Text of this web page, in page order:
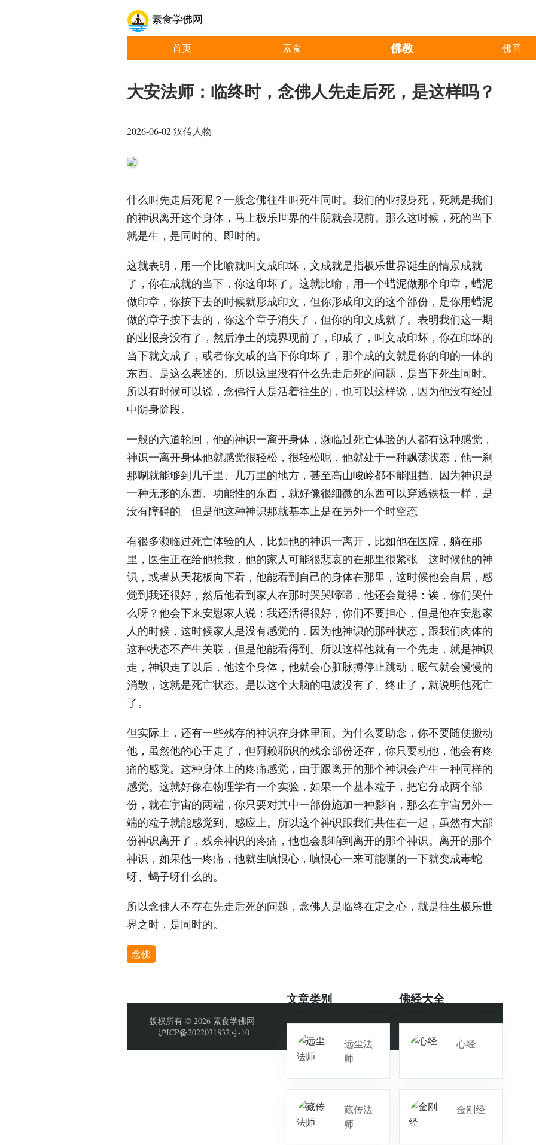
素食学佛网
首页 素食 佛教 佛音
大安法师：临终时，念佛人先走后死，是这样吗？
2026-06-02汉传人物
什么叫先走后死呢？一般念佛往生叫死生同时。我们的业报身死，死就是我们
的神识离开这个身体，马上极乐世界的生阴就会现前。那么这时候，死的当下
就是生，是同时的、即时的。
这就表明，用一个比喻就叫文成印坏，文成就是指极乐世界诞生的情景成就
了，你在成就的当下，你这印坏了。这就比喻，用一个蜡泥做那个印章，蜡泥
做印章，你按下去的时候就形成印文，但你形成印文的这个部份，是你用蜡泥
做的章子按下去的，你这个章子消失了，但你的印文成就了。表明我们这一期
的业报身没有了，然后净土的境界现前了，印成了，叫文成印坏，你在印坏的
当下就文成了，或者你文成的当下你印坏了，那个成的文就是你的印的一体的
东西。是这么表述的。所以这里没有什么先走后死的问题，是当下死生同时。
所以有时候可以说，念佛行人是活着往生的，也可以这样说，因为他没有经过
中阴身阶段。
一般的六道轮回，他的神识一离开身体，濒临过死亡体验的人都有这种感觉，
神识一离开身体他就感觉很轻松，很轻松呢，他就处于一种飘荡状态，他一刹
那唰就能够到几千里、几万里的地方，甚至高山峻岭都不能阻挡。因为神识是
一种无形的东西、功能性的东西，就好像很细微的东西可以穿透铁板一样，是
没有障碍的。但是他这种神识那就基本上是在另外一个时空态。
有很多濒临过死亡体验的人，比如他的神识一离开，比如他在医院，躺在那
里，医生正在给他抢救，他的家人可能很悲哀的在那里很紧张。这时候他的神
识，或者从天花板向下看，他能看到自己的身体在那里，这时候他会自居，感
觉到我还很好，然后他看到家人在那时哭哭啼啼，他还会觉得：诶，你们哭什
么呀？他会下来安慰家人说：我还活得很好，你们不要担心，但是他在安慰家
人的时候，这时候家人是没有感觉的，因为他神识的那种状态，跟我们肉体的
这种状态不产生关联，但是他能看得到。所以这样他就有一个先走，就是神识
走，神识走了以后，他这个身体，他就会心脏脉搏停止跳动，暖气就会慢慢的
消散，这就是死亡状态。是以这个大脑的电波没有了、终止了，就说明他死亡
了。
但实际上，还有一些残存的神识在身体里面。为什么要助念，你不要随便搬动
他，虽然他的心王走了，但阿赖耶识的残余部份还在，你只要动他，他会有疼
痛的感觉。这种身体上的疼痛感觉，由于跟离开的那个神识会产生一种同样的
感觉。这就好像在物理学有一个实验，如果一个基本粒子，把它分成两个部
份，就在宇宙的两端，你只要对其中一部份施加一种影响，那么在宇宙另外一
端的粒子就能感觉到、感应上。所以这个神识跟我们共住在一起，虽然有大部
份神识离开了，残余神识的疼痛，他也会影响到离开的那个神识。离开的那个
神识，如果他一疼痛，他就生嗔恨心，嗔恨心一来可能嘣的一下就变成毒蛇
呀、蝎子呀什么的。
所以念佛人不存在先走后死的问题，念佛人是临终在定之心，就是往生极乐世
界之时，是同时的。
念佛
佛经大全
心经
金刚经
文章类别
远尘法
师
藏传法
师
版权所有 © 2026 素食学佛网
沪ICP备2022031832号-10